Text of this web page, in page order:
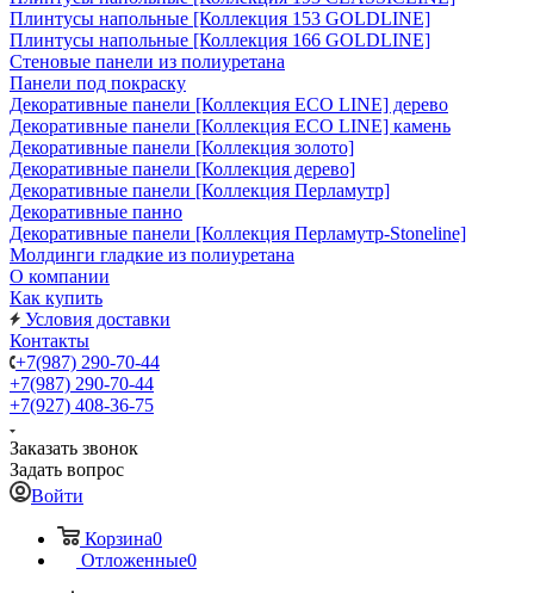
Плинтусы напольные [Коллекция 153 GOLDLINE]
Плинтусы напольные [Коллекция 166 GOLDLINE]
Стеновые панели из полиуретана
Панели под покраску
Декоративные панели [Коллекция ECO LINE] дерево
Декоративные панели [Коллекция ECO LINE] камень
Декоративные панели [Коллекция золото]
Декоративные панели [Коллекция дерево]
Декоративные панели [Коллекция Перламутр]
Декоративные панно
Декоративные панели [Коллекция Перламутр-Stoneline]
Молдинги гладкие из полиуретана
О компании
Как купить
Условия доставки
Контакты
+7(987) 290-70-44
+7(987) 290-70-44
+7(927) 408-36-75
Заказать звонок
Задать вопрос
Войти
Корзина0
Отложенные0